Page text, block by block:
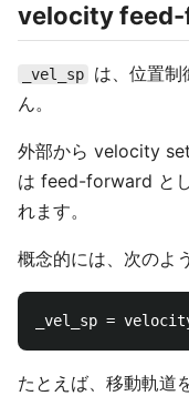
velocity feed-
_vel_sp
は、位置制
ん。
外部から velocity
は feed-forward と
れます。
概念的には、次のよ
たとえば、移動軌道